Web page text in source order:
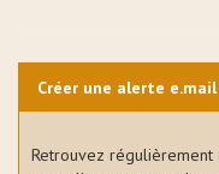
Créer une alerte
Retrouvez